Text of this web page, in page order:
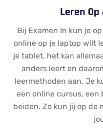
Leren
Bij Examen In kun je
online op je laptop wilt
je tablet, het kan
anders leert en
leermethoden aan. Je
een online cursus, een
beiden. Zo kun jij op de